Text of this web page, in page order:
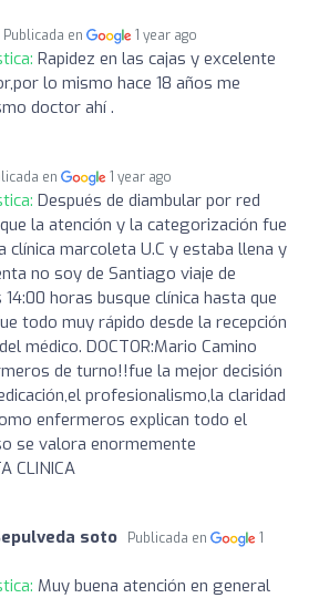
Publicada en 1 year ago
Rapidez en las cajas y excelente
lo mismo hace 18 años me
doctor ahí .
en 1 year ago
Después de diambular por red
la atención y la categorización fue
clínica marcoleta U.C y estaba llena y
no soy de Santiago viaje de
horas busque clínica hasta que
todo muy rápido desde la recepción
médico. DOCTOR:Mario Camino
de turno!!fue la mejor decisión
profesionalismo,la claridad
enfermeros explican todo el
se valora enormemente
CLINICA
soto Publicada en
1
Muy buena atención en general